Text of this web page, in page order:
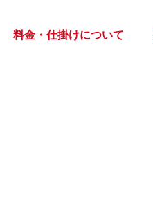
料金・仕掛けについて